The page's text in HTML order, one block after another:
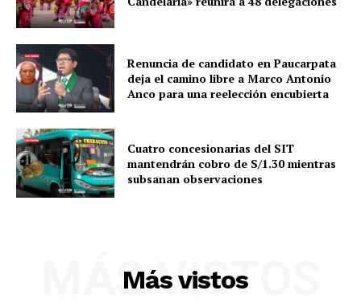
Renuncia de candidato en Paucarpata
deja el camino libre a Marco Antonio
Anco para una reelección encubierta
Cuatro concesionarias del SIT
mantendrán cobro de S/1.30 mientras
subsanan observaciones
Más vistos
MÁS VISTOS